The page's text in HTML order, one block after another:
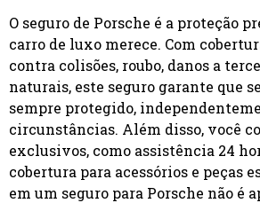
O seguro de Porsche é a proteção
carro de luxo merece. Com
contra colisões, roubo, danos a
naturais, este seguro garante que
sempre protegido,
circunstâncias. Além disso, você
exclusivos, como assistência 24
cobertura para acessórios e peças
em um seguro para Porsche não é